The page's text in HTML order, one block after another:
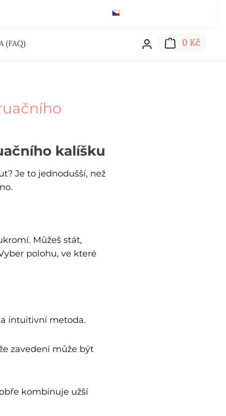
0 Kč
(FAQ)
kalíšku
Je to jednodušší, než
Můžeš stát,
polohu, ve které
intuitivní metoda.
zavedení může být
kombinuje užší